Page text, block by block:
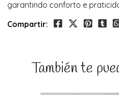
garantindo conforto e
Compartir:
También te